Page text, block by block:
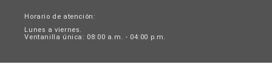
Horario de atención:
Lunes a viernes.
Ventanilla única: 08:00 a.m. - 04:00 p.m.